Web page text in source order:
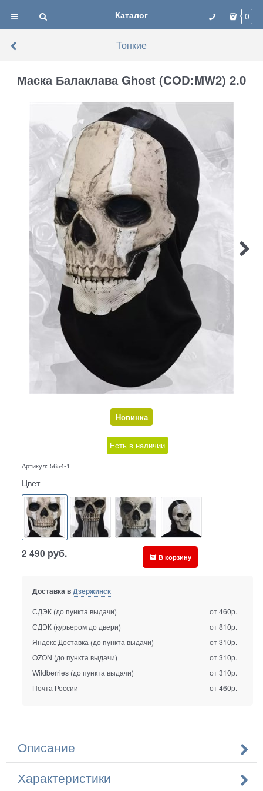
Каталог 0
Тонкие
Маска Балаклава Ghost (COD:MW2) 2.0
Новинка
Есть в наличии
Артикул: 5654-1
Цвет
2 490 руб. В корзину
Доставка вДзержинск
СДЭК (до пункта выдачи)
от 460р.
СДЭК (курьером до двери)
от 810р.
Яндекс Доставка (до пункта выдачи)
от 310р.
OZON (до пункта выдачи)
от 310р.
Wildberries (до пункта выдачи)
от 310р.
Почта России
от 460р.
Описание
Характеристики